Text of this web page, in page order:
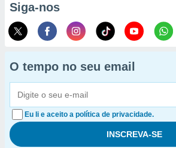
Siga-nos
O tempo no seu email
Eu li e aceito a política de privacidade.